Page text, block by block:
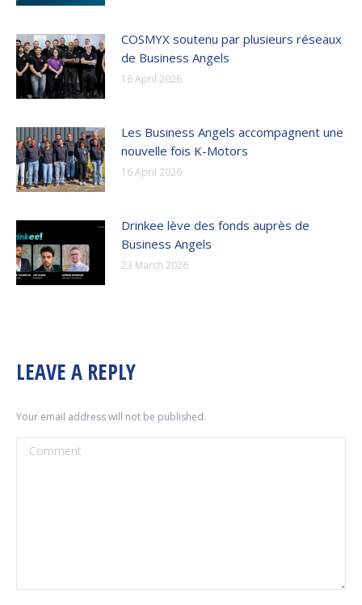
COSMYX soutenu par plusieurs réseaux
de Business Angels
16 April 2026
Les Business Angels accompagnent une
nouvelle fois K-Motors
16 April 2026
Drinkee lève des fonds auprès de
Business Angels
23 March 2026
LEAVE A REPLY
Your email address will not be published.
Comment